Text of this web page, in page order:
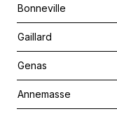
Bonneville
Gaillard
Genas
Annemasse